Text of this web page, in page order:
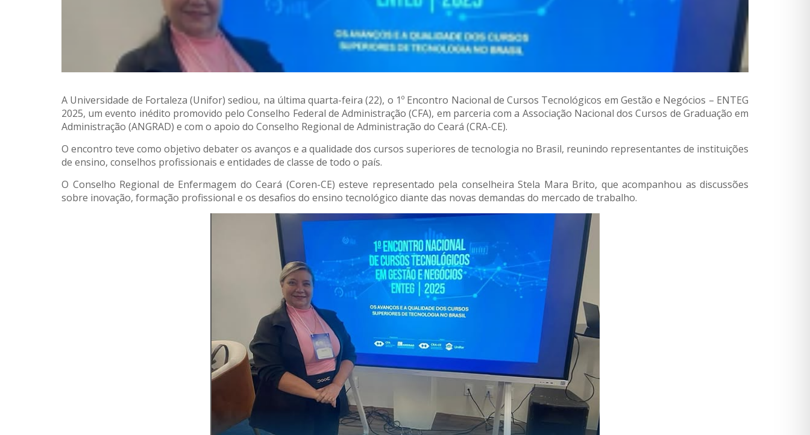
A Universidade de Fortaleza (Unifor) sediou, na última quarta-feira (22), o 1º Encontro Nacional de Cursos Tecnológicos em Gestão e Negócios – ENTEG
2025, um evento inédito promovido pelo Conselho Federal de Administração (CFA), em parceria com a Associação Nacional dos Cursos de Graduação em
Administração (ANGRAD) e com o apoio do Conselho Regional de Administração do Ceará (CRA-CE).
O encontro teve como objetivo debater os avanços e a qualidade dos cursos superiores de tecnologia no Brasil, reunindo representantes de instituições
de ensino, conselhos profissionais e entidades de classe de todo o país.
O Conselho Regional de Enfermagem do Ceará (Coren-CE) esteve representado pela conselheira Stela Mara Brito, que acompanhou as discussões
sobre inovação, formação profissional e os desafios do ensino tecnológico diante das novas demandas do mercado de trabalho.